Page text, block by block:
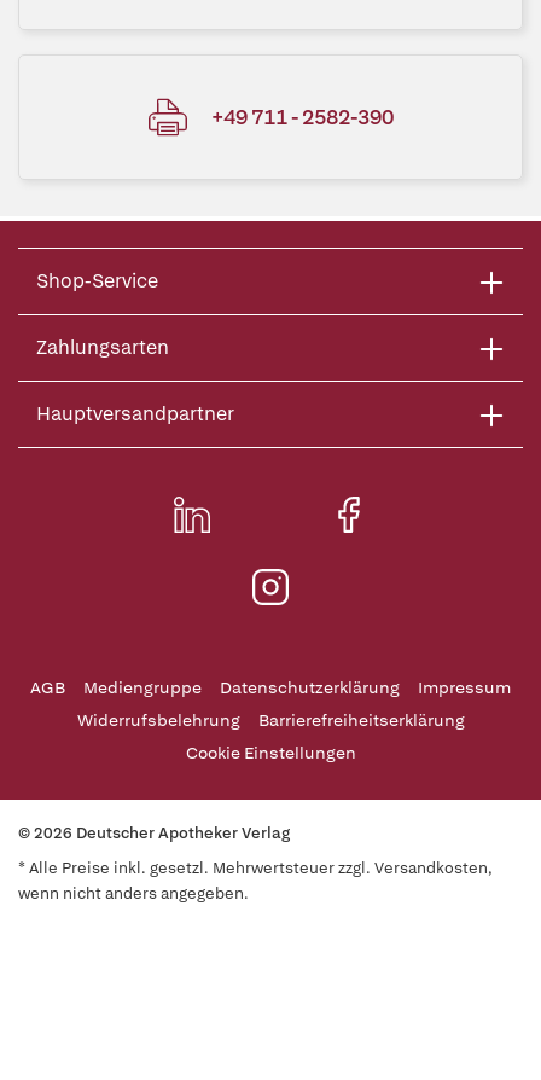
+49 711 - 2582-390
Shop-Service
Zahlungsarten
Hauptversandpartner
AGB Mediengruppe Datenschutzerklärung
Impressum
Widerrufsbelehrung
Barrierefreiheitserklärung
Cookie Einstellungen
© 2026 Deutscher Apotheker Verlag
* Alle Preise inkl. gesetzl. Mehrwertsteuer zzgl. Versandkosten,
wenn nicht anders angegeben.